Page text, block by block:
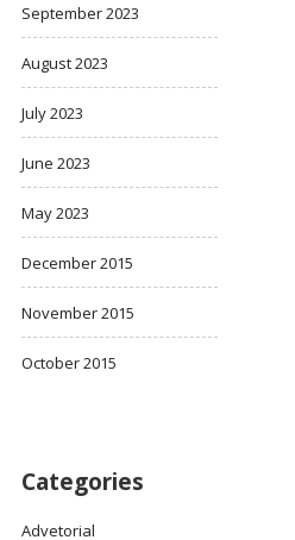
September 2023
August 2023
July 2023
June 2023
May 2023
December 2015
November 2015
October 2015
Categories
Advetorial